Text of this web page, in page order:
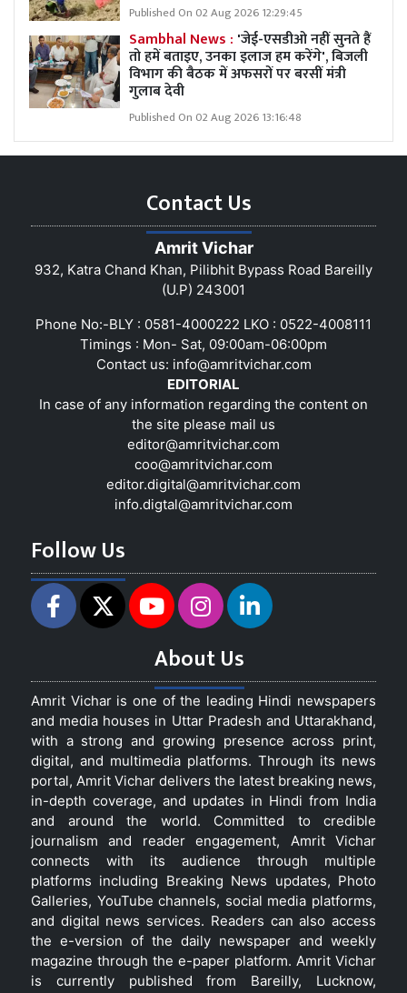
Published On 02 Aug 2026 12:29:45
Sambhal News : 'जेई-एसडीओ नहीं सुनते हैं
तो हमें बताइए, उनका इलाज हम करेंगे', बिजली
विभाग की बैठक में अफसरों पर बरसीं मंत्री
गुलाब देवी
Published On 02 Aug 2026 13:16:48
Contact Us
Amrit Vichar
932, Katra Chand Khan, Pilibhit Bypass Road Bareilly
(U.P) 243001
Phone No:-BLY : 0581-4000222 LKO : 0522-4008111
Timings : Mon- Sat, 09:00am-06:00pm
Contact us: info@amritvichar.com
EDITORIAL
In case of any information regarding the content on
the site please mail us
editor@amritvichar.com
coo@amritvichar.com
editor.digital@amritvichar.com
info.digtal@amritvichar.com
Follow Us
About Us
Amrit Vichar is one of the leading Hindi newspapers
and media houses in Uttar Pradesh and Uttarakhand,
with a strong and growing presence across print,
digital, and multimedia platforms. Through its news
portal, Amrit Vichar delivers the latest breaking news,
in-depth coverage, and updates in Hindi from India
and around the world. Committed to credible
journalism and reader engagement, Amrit Vichar
connects with its audience through multiple
platforms including Breaking News updates, Photo
Galleries, YouTube channels, social media platforms,
and digital news services. Readers can also access
the e-version of the daily newspaper and weekly
magazine through the e-paper platform. Amrit Vichar
is currently published from Bareilly, Lucknow,